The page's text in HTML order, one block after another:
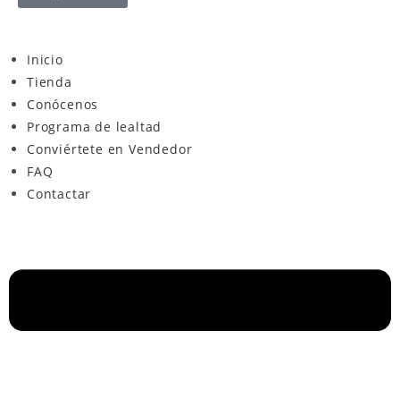
Inicio
Tienda
Conócenos
Programa de lealtad
Conviértete en Vendedor
FAQ
Contactar